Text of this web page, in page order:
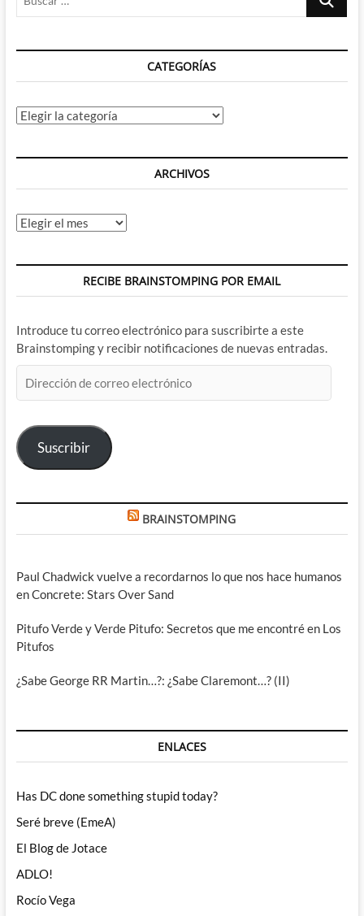
CATEGORÍAS
Categorías
ARCHIVOS
Archivos
RECIBE BRAINSTOMPING POR EMAIL
Introduce tu correo electrónico para suscribirte a este
Brainstomping y recibir notificaciones de nuevas entradas.
de
electrónico
Suscribir
BRAINSTOMPING
Paul Chadwick vuelve a recordarnos lo que nos hace humanos
en Concrete: Stars Over Sand
Pitufo Verde y Verde Pitufo: Secretos que me encontré en Los
Pitufos
¿Sabe George RR Martin…?: ¿Sabe Claremont…? (II)
ENLACES
Has DC done something stupid today?
Seré breve (EmeA)
El Blog de Jotace
ADLO!
Rocío Vega